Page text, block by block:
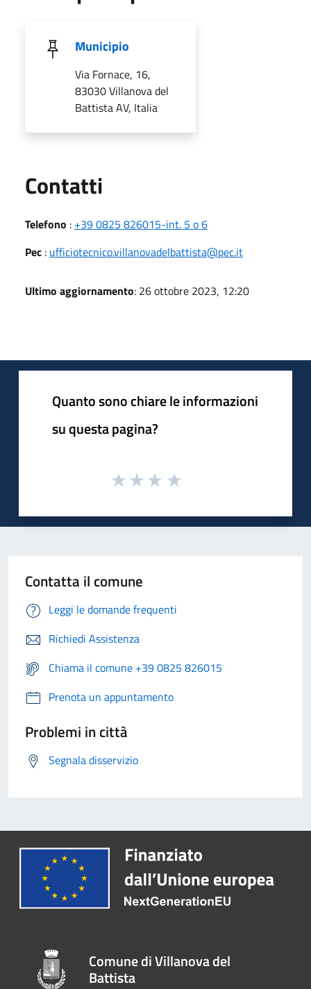
Municipio
Via Fornace, 16,
83030 Villanova del
Battista AV, Italia
Contatti
Telefono : +39 0825 826015-int. 5 o 6
Pec : ufficiotecnico.villanovadelbattista@pec.it
Ultimo aggiornamento: 26 ottobre 2023, 12:20
Quanto sono chiare le informazioni
su questa pagina?
Contatta il comune
Leggi le domande frequenti
Richiedi Assistenza
Chiama il comune +39 0825 826015
Prenota un appuntamento
Problemi in città
Segnala disservizio
Comune di Villanova del
Battista